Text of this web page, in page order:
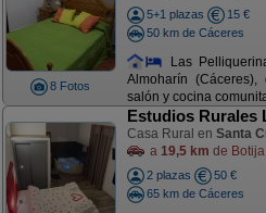
8 Fotos
5+1 plazas
15 €
50 km de Cáceres
Las
Almoharín
salón y cocina
Estudios Rurales
Casa Rural en Santa
a 19,5 km de
2 plazas
50 €
65 km de Cáceres